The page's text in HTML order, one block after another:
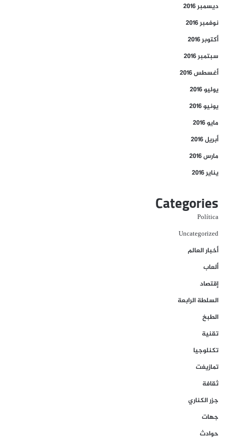
ديسمبر 2016
نوفمبر 2016
أكتوبر 2016
سبتمبر 2016
أغسطس 2016
يوليو 2016
يونيو 2016
مايو 2016
أبريل 2016
مارس 2016
يناير 2016
Categories
Política
Uncategorized
أخبار العالم
ألعاب
إقتصاد
السلطة الرابعة
الطبخ
تقنية
تكنلوجيا
تمازيغت
ثقافة
جزر الكناري
جهات
حوادث